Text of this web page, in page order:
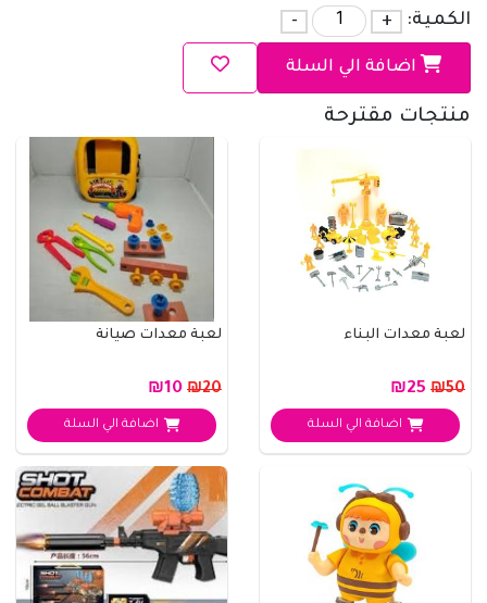
الكمية: +
-
اضافة الي السلة
منتجات مقترحة
لعبة معدات البناء
₪50
اضافة الي السلة
لعبة معدات صيانة
₪20
اضافة الي السلة